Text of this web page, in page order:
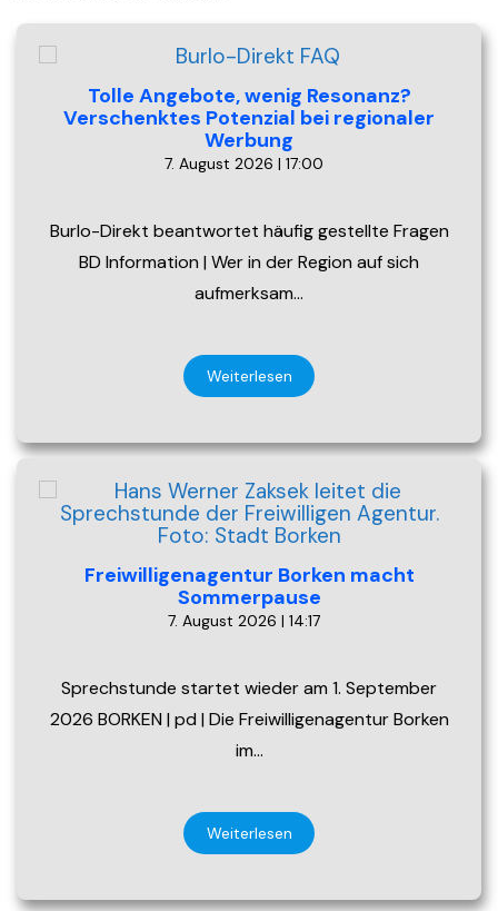
Tolle Angebote, wenig Resonanz?
Verschenktes Potenzial bei regionaler
Werbung
7. August 2026 | 17:00
Burlo-Direkt beantwortet häufig gestellte Fragen
BD Information | Wer in der Region auf sich
aufmerksam…
Weiterlesen
Freiwilligenagentur Borken macht
Sommerpause
7. August 2026 | 14:17
Sprechstunde startet wieder am 1. September
2026 BORKEN | pd | Die Freiwilligenagentur Borken
im…
Weiterlesen